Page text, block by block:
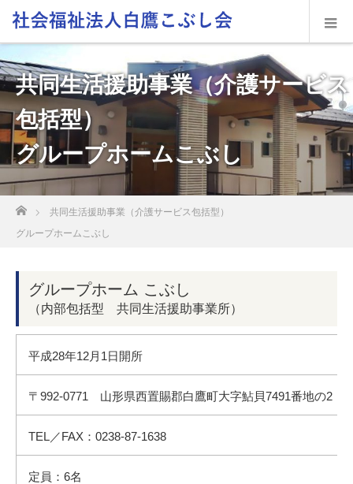
共同生活援助事業（介護サービス
包括型）
グループホームこぶし
ホーム
共同生活援助事業（介護サービス包括型）
グループホームこぶし
グループホーム こぶし
（内部包括型 共同生活援助事業所）
平成28年12月1日開所
〒992-0771 山形県西置賜郡白鷹町大字鮎貝7491番地の2（
TEL／FAX：0238-87-1638
定員：6名